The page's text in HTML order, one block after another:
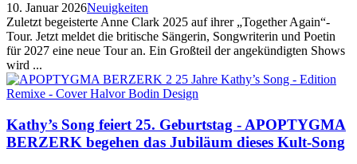
10. Januar 2026Neuigkeiten
Zuletzt begeisterte Anne Clark 2025 auf ihrer „Together Again“-
Tour. Jetzt meldet die britische Sängerin, Songwriterin und Poetin
für 2027 eine neue Tour an. Ein Großteil der angekündigten Shows
wird ...
Kathy’s Song feiert 25. Geburtstag - APOPTYGMA
BERZERK begehen das Jubiläum dieses Kult-Song